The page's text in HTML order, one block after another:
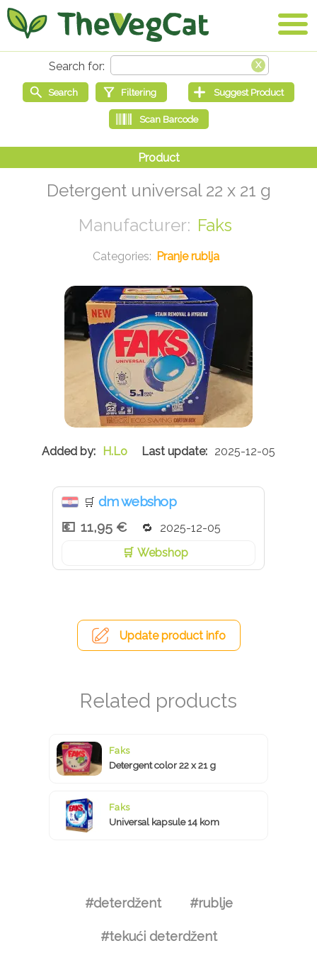
Detergent universal 22 x 21 g
Faks
Pranje rublja
H.Lo 2025-12-05
🛒 dm webshop
11,95 €
2025-12-05
Webshop
Update product info
Faks
Detergent color 22 x 21 g
Faks
Universal kapsule 14 kom
#deterdžent #rublje
#tekući deterdžent